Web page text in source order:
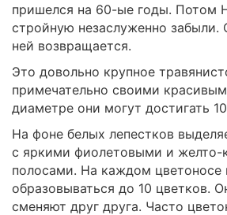
пришелся на 60-ые годы. Потом
стройную незаслуженно забыли.
ней возвращается.
Это довольно крупное
примечательно своими
диаметре они могут достигать
На фоне белых лепестков
с яркими фиолетовыми и желто-
полосами. На каждом
образовываться до 10 цветков.
сменяют друг друга. Часто